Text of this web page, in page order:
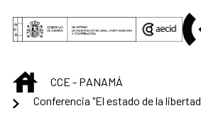
Saltar al contenido principal
INICIOCCE - PANAMÁ